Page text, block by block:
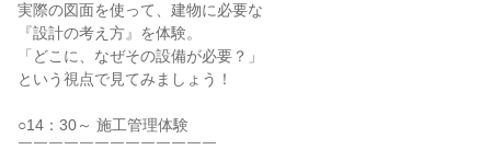
実際の図面を使って、建物に必要な
『設計の考え方』を体験。
「どこに、なぜその設備が必要？」
という視点で見てみましょう！
○14：30～ 施工管理体験
￣￣￣￣￣￣￣￣￣￣￣￣￣